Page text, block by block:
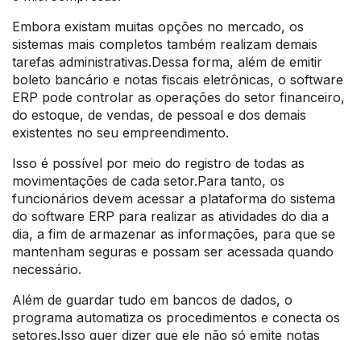
Embora existam muitas opções no mercado, os
sistemas mais completos também realizam demais
tarefas administrativas.Dessa forma, além de emitir
boleto bancário e notas fiscais eletrônicas, o software
ERP pode controlar as operações do setor financeiro,
do estoque, de vendas, de pessoal e dos demais
existentes no seu empreendimento.
Isso é possível por meio do registro de todas as
movimentações de cada setor.Para tanto, os
funcionários devem acessar a plataforma do sistema
do software ERP para realizar as atividades do dia a
dia, a fim de armazenar as informações, para que se
mantenham seguras e possam ser acessada quando
necessário.
Além de guardar tudo em bancos de dados, o
programa automatiza os procedimentos e conecta os
setores.Isso quer dizer que ele não só emite notas